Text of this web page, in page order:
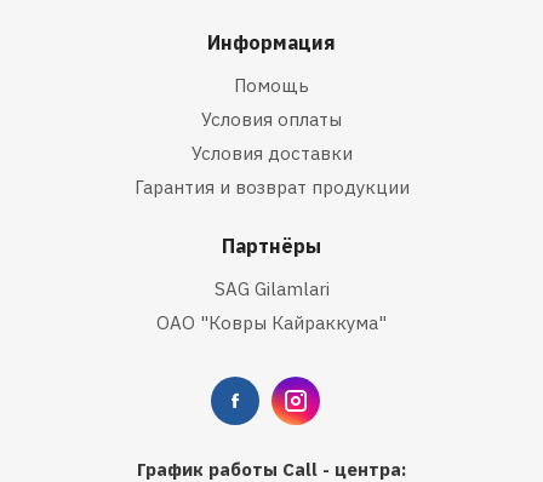
Информация
Помощь
Условия оплаты
Условия доставки
Гарантия и возврат продукции
Партнёры
SAG Gilamlari
ОАО "Ковры Кайраккума"
График работы Call - центра: